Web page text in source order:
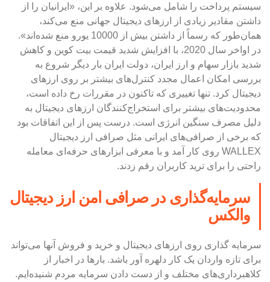
سیستم پرداخت را شامل می‌شود. علاوه بر این، «ایرانیان را از
داشتن مقادیر زیادی از ارزهای دیجیتال جهانی منع می‌کند،
همان‌طور که رسماً از داشتن بیش از 10000 یورو منع شده‌اند».
در اواخر سال 2020، با افزایش شدید قیمت بیت کوین و کاهش
شدید بازار سهام و ارز ایران، دولت ایران بار دیگر شروع به
بررسی امکان اعمال مجدد کنترل‌های بیشتر بر روی ارزهای
دیجیتال کرد. تنها تغییری که تاکنون در مقررات رخ داده است،
محدودیت‌های بیشتر برای استخراج‌کنندگان ارزهای دیجیتال به
دلیل مصرف سنگین انرژی است. درست پس از این اتفاقات بود
که برخی از صرافی‌های ایرانی مثل صرافی ارز دیجیتال
WALLEX روی کار آمد و با معرفی ابزارهای حرفه‌ای معامله
راحتی را برای ترید کاربران رقم زدند.
سرمایه‌گذاری در صرافی امن ارز دیجیتال
والکس
سرمایه گذاری روی ارزهای دیجیتال و خرید و فروش آنها می‌تواند
برای تازه واردان یک کار دلهره آور باشد. بارها در اخبار از
کلاهبرداری‌های مختلف و از دست دادن سرمایه مردم شنیده‌ایم.